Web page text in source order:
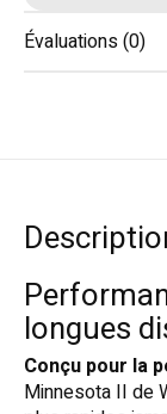
Évaluations (0)
longues
Conçu pour la
Minnesota II de